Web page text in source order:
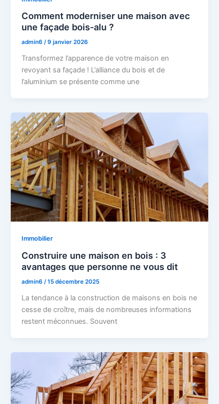
Comment moderniser une maison avec
une façade bois-alu ?
admin6/9 janvier 2026
Transformez l’apparence de votre maison en
revoyant sa façade ! L’alliance du bois et de
l’aluminium se présente comme une
Immobilier
Construire une maison en bois : 3
avantages que personne ne vous dit
admin6/15 décembre 2025
La tendance à la construction de maisons en bois ne
cesse de croître, mais de nombreuses informations
restent méconnues. Souvent